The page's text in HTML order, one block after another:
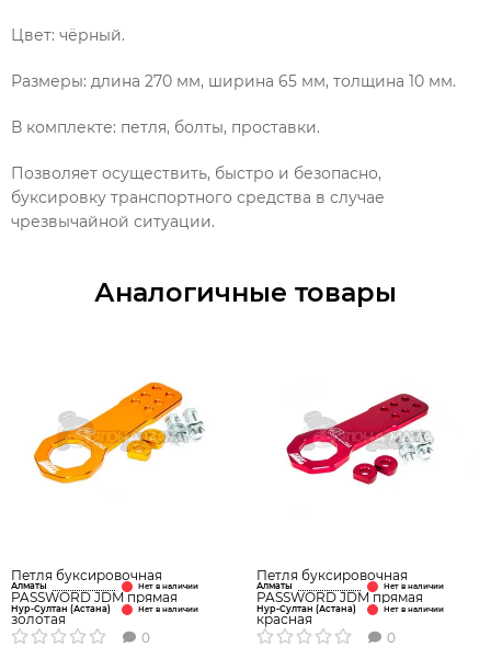
Цвет: чёрный.
Размеры: длина 270 мм, ширина 65 мм, толщина 10 мм.
В комплекте: петля, болты, проставки.
Позволяет осуществить, быстро и безопасно,
буксировку транспортного средства в случае
чрезвычайной ситуации.
Аналогичные товары
Петля буксировочная
PASSWORD JDM прямая
золотая
Алматы
Нур-Султан (Астана)
0
Петля буксировочная
PASSWORD JDM прямая
красная
Алматы
Нур-Султан (Астана)
0